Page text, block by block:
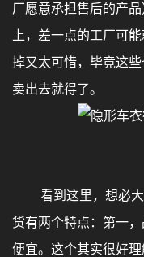
厂愿意承担售后的产
上，差一点的工厂可
掉又太可惜，毕竟这
卖出去就得了。
看到这里，想必大
货有两个特点：第一
便宜。这个其实很好